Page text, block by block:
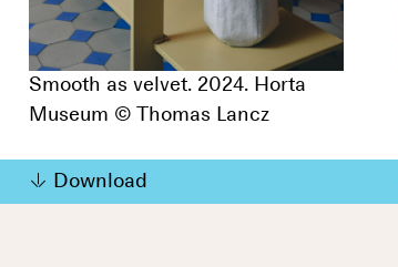
Smooth as velvet. 2024. Horta
Museum © Thomas Lancz
Download